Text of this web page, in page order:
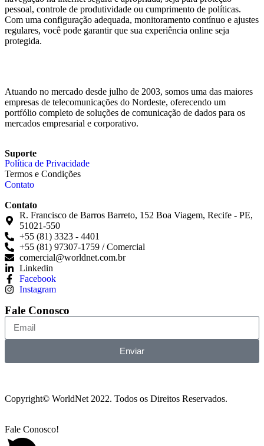
pessoal, controle de produtividade ou cumprimento de políticas.
Com uma configuração adequada, monitoramento contínuo e ajustes
regulares, você pode garantir que sua experiência online seja
protegida.
Atuando no mercado desde julho de 2003, somos uma das maiores
empresas de telecomunicações do Nordeste, oferecendo um
portfólio completo de soluções de comunicação de dados para os
mercados empresarial e corporativo.
Suporte
Política de Privacidade
Termos e Condições
Contato
Contato
R. Francisco de Barros Barreto, 152 Boa Viagem, Recife - PE,
51021-550
+55 (81) 3323 - 4401
+55 (81) 97307-1759 / Comercial
comercial@worldnet.com.br
Linkedin
Facebook
Instagram
Fale Conosco
Enviar
Copyright© WorldNet 2022. Todos os Direitos Reservados.
Fale Conosco!